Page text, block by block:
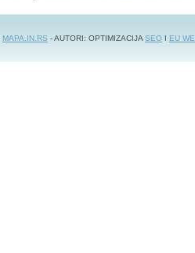
MAPA.IN.RS - AUTORI: OPTIMIZACIJASEO I EU